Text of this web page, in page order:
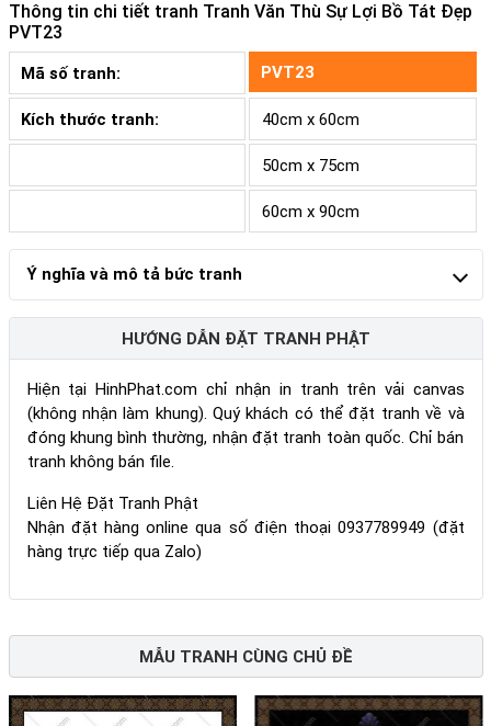
Thông tin chi tiết tranh Tranh Văn Thù Sự Lợi Bồ Tát Đẹp
PVT23
Mã số tranh: PVT23
Kích thước tranh: 40cm x 60cm
50cm x 75cm
60cm x 90cm
Ý nghĩa và mô tả bức tranh
HƯỚNG DẪN ĐẶT TRANH PHẬT
Hiện tại HinhPhat.com chỉ nhận in tranh trên vải canvas
(không nhận làm khung). Quý khách có thể đặt tranh về và
đóng khung bình thường, nhận đặt tranh toàn quốc. Chỉ bán
tranh không bán file.
Liên Hệ Đặt Tranh Phật
Nhận đặt hàng online qua số điện thoại 0937789949 (đặt
hàng trực tiếp qua Zalo)
MẪU TRANH CÙNG CHỦ ĐỀ